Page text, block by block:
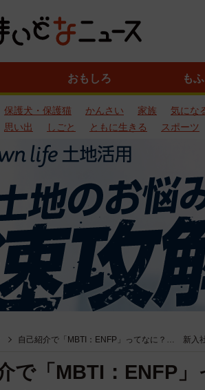
おもしろ も
保護犬・保護猫 かんさい 家族 気にな
思い出
しごと ともに生きる スポーツ
自己紹介で「MBTI：ENFP」ってなに？… 新入
で「MBTI：ENFP